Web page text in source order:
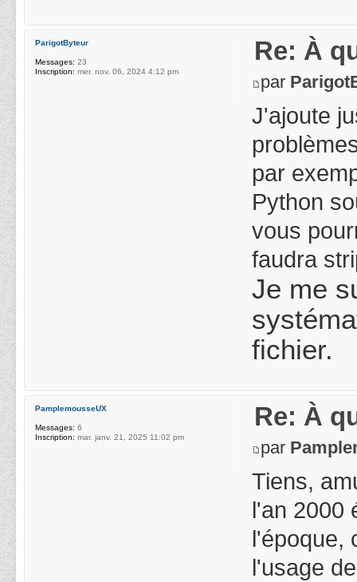
Re: À
par
J'ajoute
par
Python
vous
faudra
Je me
fichier.
ParigotByteur
Messages: 23
Inscription: mer. nov. 06, 2024 4:12 pm
Re: À
par
Tiens,
l'an 2000
l'époque,
l'usage
PamplemousseUX
Messages: 6
Inscription: mar. janv. 21, 2025 11:02 pm